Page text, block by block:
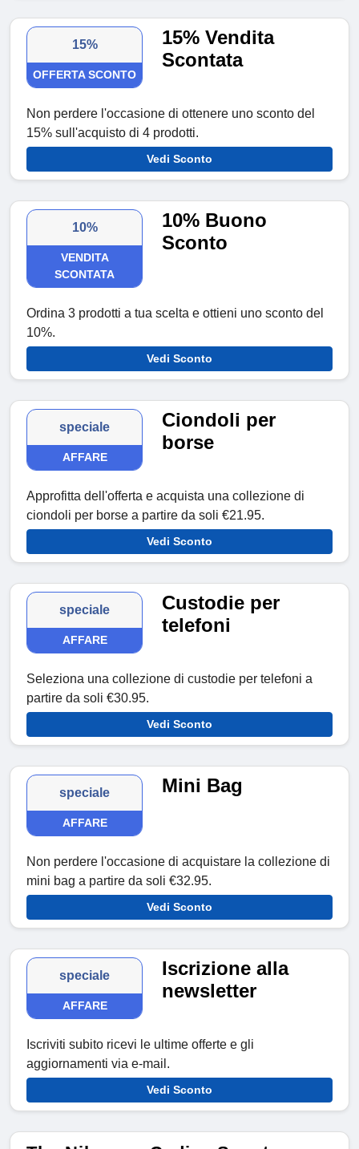
15%
OFFERTA SCONTO
15% Vendita
Scontata
Non perdere l'occasione di ottenere uno sconto del
15% sull'acquisto di 4 prodotti.
Vedi Sconto
10%
VENDITA
SCONTATA
10% Buono
Sconto
Ordina 3 prodotti a tua scelta e ottieni uno sconto del
10%.
Vedi Sconto
speciale
AFFARE
Ciondoli per
borse
Approfitta dell'offerta e acquista una collezione di
ciondoli per borse a partire da soli €21.95.
Vedi Sconto
speciale
AFFARE
Custodie per
telefoni
Seleziona una collezione di custodie per telefoni a
partire da soli €30.95.
Vedi Sconto
speciale
AFFARE
Mini Bag
Non perdere l'occasione di acquistare la collezione di
mini bag a partire da soli €32.95.
Vedi Sconto
speciale
AFFARE
Iscrizione alla
newsletter
Iscriviti subito ricevi le ultime offerte e gli
aggiornamenti via e-mail.
Vedi Sconto